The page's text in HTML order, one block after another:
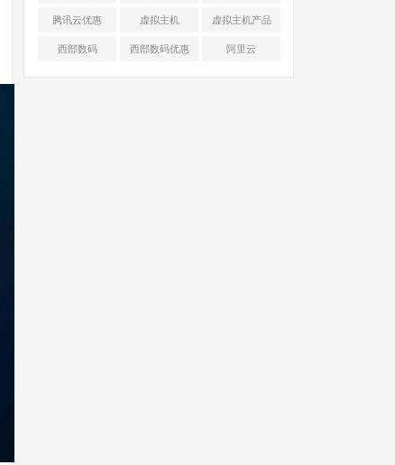
腾讯云优惠 虚拟主机 虚拟主机产品
对比
西部数码 西部数码优惠 阿里云